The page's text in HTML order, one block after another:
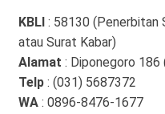
KBLI : 58130 (Penerbitan
atau Surat Kabar)
Alamat : Diponegoro 186
Telp: (031) 5687372
WA: 0896-8476-1677